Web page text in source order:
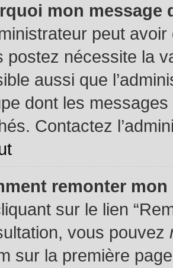
mon message
peut
postez nécessite la
aussi que
dont les
Contactez
remonter
sur le lien
vous pouvez
sur la première